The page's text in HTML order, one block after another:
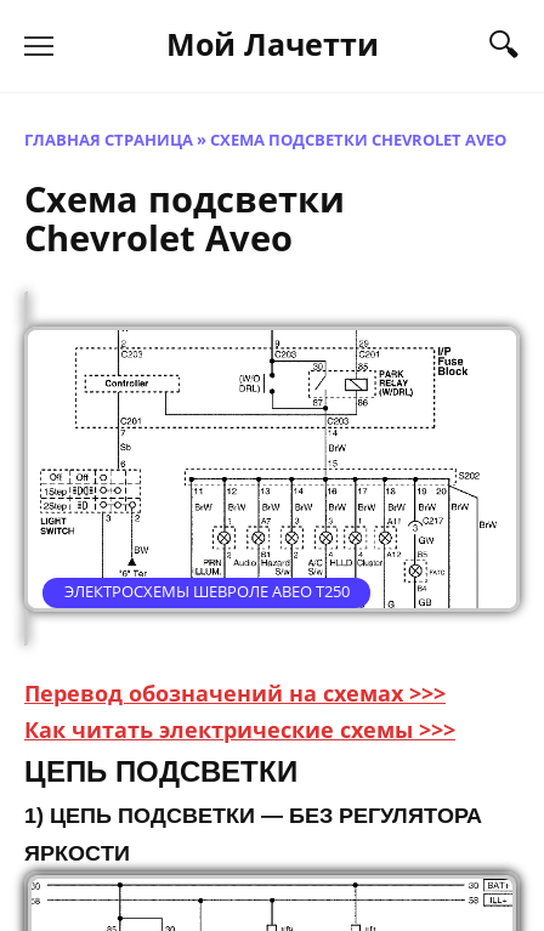
Мой Лачетти
ГЛАВНАЯ СТРАНИЦА»СХЕМА ПОДСВЕТКИ CHEVROLET AVEO
Схема подсветки
Chevrolet Aveo
ЭЛЕКТРОСХЕМЫ ШЕВРОЛЕ АВЕО Т250
Перевод обозначений на схемах >>>
Как читать электрические схемы >>>
ЦЕПЬ ПОДСВЕТКИ
1) ЦЕПЬ ПОДСВЕТКИ — БЕЗ РЕГУЛЯТОРА
ЯРКОСТИ